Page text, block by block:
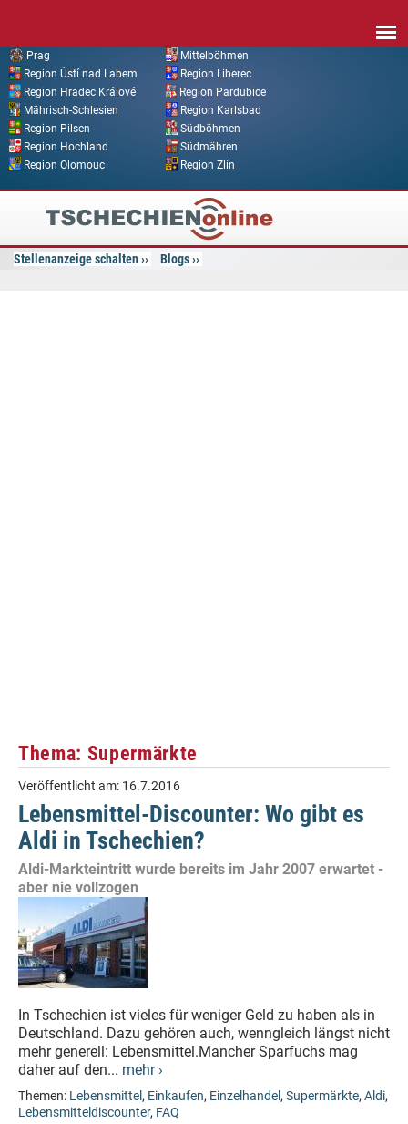
Prag
Mittelböhmen
Region Ústí nad Labem
Region Liberec
Region Hradec Králové
Region Pardubice
Mährisch-Schlesien
Region Karlsbad
Region Pilsen
Südböhmen
Region Hochland
Südmähren
Region Olomouc
Region Zlín
Tschechien
Online
Stellenanzeige schalten Blogs
Thema: Supermärkte
Veröffentlicht am: 16.7.2016
Lebensmittel-Discounter: Wo gibt es
Aldi in Tschechien?
Aldi-Markteintritt wurde bereits im Jahr 2007 erwartet -
aber nie vollzogen
In Tschechien ist vieles für weniger Geld zu haben als in
Deutschland. Dazu gehören auch, wenngleich längst nicht
mehr generell: Lebensmittel.Mancher Sparfuchs mag
daher auf den... mehr ›
Themen: Lebensmittel, Einkaufen, Einzelhandel, Supermärkte, Aldi,
Lebensmitteldiscounter, FAQ